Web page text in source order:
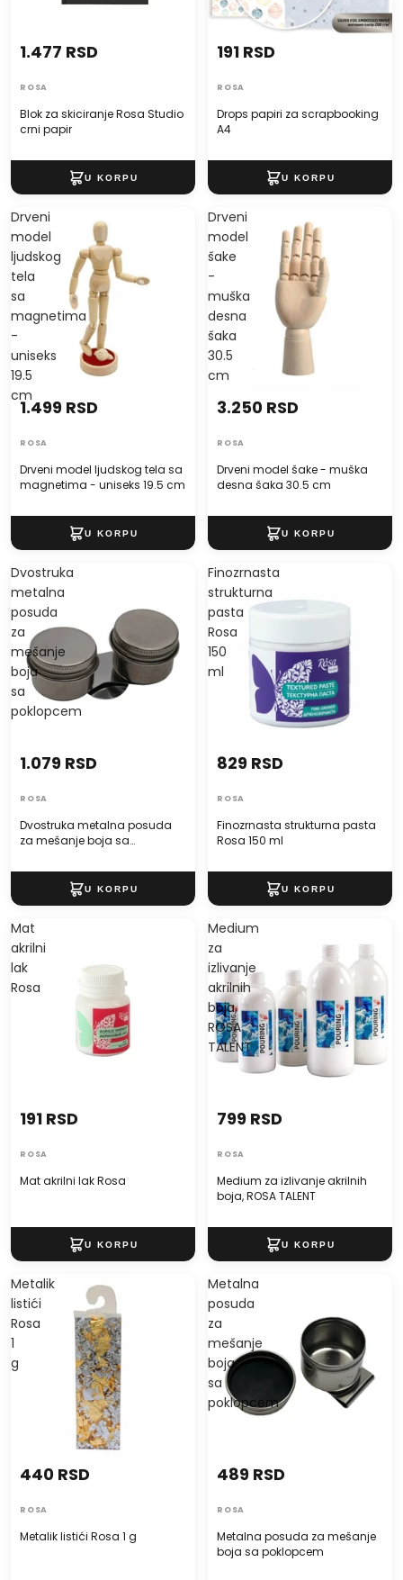
Blok za skiciranje Rosa Studio
crni papir
1.477 RSD
ROSA
Drops papiri za scrapbooking
A4
191 RSD
ROSA
Drveni
model
ljudskog
tela
sa
magnetima
-
uniseks
19.5
cm
Drveni model ljudskog tela sa
magnetima - uniseks 19.5 cm
1.499 RSD
ROSA
Drveni
model
šake
-
muška
desna
šaka
30.5
cm
Drveni model šake - muška
desna šaka 30.5 cm
3.250 RSD
ROSA
Dvostruka
metalna
posuda
za
mešanje
boja
sa
poklopcem
Dvostruka metalna posuda
za mešanje boja sa
1.079 RSD
ROSA
Finozrnasta
strukturna
pasta
Rosa
150
ml
Finozrnasta strukturna pasta
Rosa 150 ml
829 RSD
ROSA
Mat
akrilni
lak
Rosa
Mat akrilni lak Rosa
191 RSD
ROSA
Medium
za
izlivanje
akrilnih
boja,
ROSA
TALENT
Medium za izlivanje akrilnih
boja, ROSA TALENT
799 RSD
ROSA
Metalik
listići
Rosa
1
g
Metalik listići Rosa 1 g
440 RSD
ROSA
Metalna
posuda
za
mešanje
boja
sa
poklopcem
Metalna posuda za mešanje
boja sa poklopcem
489 RSD
ROSA